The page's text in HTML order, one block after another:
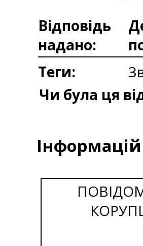
Відповідь
надано:
Теги:
Чи була ця